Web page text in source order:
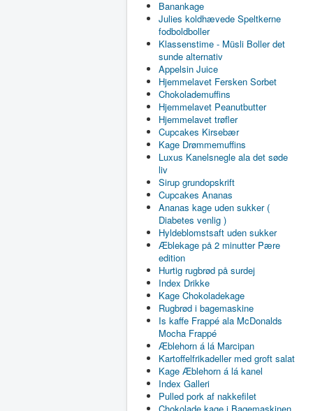
Banankage
Julies koldhævede Speltkerne
fodboldboller
Klassenstime - Müsli Boller det
sunde alternativ
Appelsin Juice
Hjemmelavet Fersken Sorbet
Chokolademuffins
Hjemmelavet Peanutbutter
Hjemmelavet trøfler
Cupcakes Kirsebær
Kage Drømmemuffins
Luxus Kanelsnegle ala det søde
liv
Sirup grundopskrift
Cupcakes Ananas
Ananas kage uden sukker (
Diabetes venlig )
Hyldeblomstsaft uden sukker
Æblekage på 2 minutter Pære
edition
Hurtig rugbrød på surdej
Index Drikke
Kage Chokoladekage
Rugbrød i bagemaskine
Is kaffe Frappé ala McDonalds
Mocha Frappé
Æblehorn á lá Marcipan
Kartoffelfrikadeller med groft salat
Kage Æblehorn á lá kanel
Index Galleri
Pulled pork af nakkefilet